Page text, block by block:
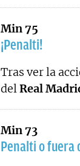
Min 75
¡Penalti!
Tras ver la
delReal
Min 73
Penalti o fuera